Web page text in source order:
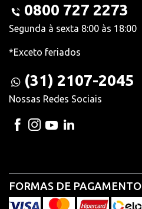
0800 727 2273
Segunda à sexta 8:00 às 18:00
*Exceto feriados
(31) 2107-2045
Nossas Redes Sociais
FORMAS DE PAGAMENTO